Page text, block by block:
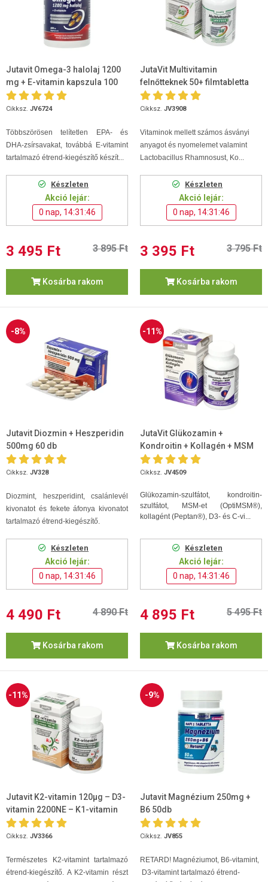
Jutavit Omega-3 halolaj 1200
mg + E-vitamin kapszula 100
db
Cikksz. JV6724
Többszörösen telítetlen EPA- és
DHA-zsírsavakat, továbbá E-vitamint
tartalmazó étrend-kiegészítő készít...
Készleten
Akció lejár:
0 nap, 14:31:45
3 495 Ft 3 895 Ft
Kosárba rakom
JutaVit Multivitamin
felnőtteknek 50+ filmtabletta
100db
Cikksz. JV3908
Vitaminok mellett számos ásványi
anyagot és nyomelemet valamint
Lactobacillus Rhamnosust, Ko...
Készleten
Akció lejár:
0 nap, 14:31:45
3 395 Ft 3 795 Ft
Kosárba rakom
-8%
Jutavit Diozmin + Heszperidin
500mg 60 db
Cikksz. JV328
Diozmint, heszperidint, csalánlevél
kivonatot és fekete áfonya kivonatot
tartalmazó étrend-kiegészítő.
Készleten
Akció lejár:
0 nap, 14:31:45
4 490 Ft 4 890 Ft
Kosárba rakom
-11%
JutaVit Glükozamin +
Kondroitin + Kollagén + MSM
D+C vitamin 120db tabletta
Cikksz. JV4509
Glükozamin-szulfátot, kondroitin-
szulfátot, MSM-et (OptiMSM®),
kollagént (Peptan®), D3- és C-vi...
Készleten
Akció lejár:
0 nap, 14:31:45
4 895 Ft 5 495 Ft
Kosárba rakom
-11%
Jutavit K2-vitamin 120µg – D3-
vitamin 2200NE – K1-vitamin
700µg 60 kapszula
Cikksz. JV3366
Természetes K2-vitamint tartalmazó
étrend-kiegészítő. A K2-vitamin részt
-9%
Jutavit Magnézium 250mg +
B6 50db
Cikksz. JV855
RETARD! Magnéziumot, B6-vitamint,
D3-vitamint tartalmazó étrend-